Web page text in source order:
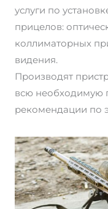
услуги по
прицелов:
коллиматорных
видения.
Производят
всю необходимую
рекомендации по